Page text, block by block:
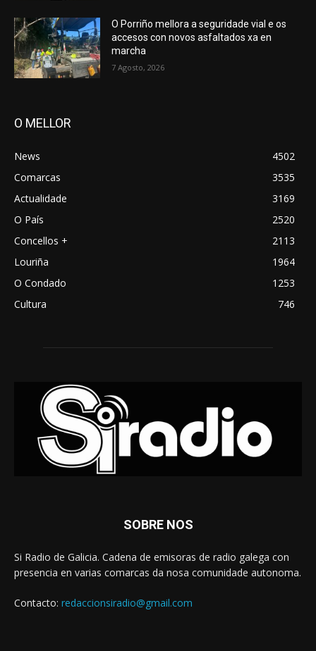
O Porriño mellora a seguridade vial e os
accesos con novos asfaltados xa en
marcha
7 Agosto, 2026
O MELLOR
News
4502
Comarcas
3535
Actualidade
3169
O País
2520
Concellos +
2113
Louriña
1964
O Condado
1253
Cultura
746
SOBRE NOS
Si Radio de Galicia. Cadena de emisoras de radio galega con
presencia en varias comarcas da nosa comunidade autonoma.
Contacto: redaccionsiradio@gmail.com